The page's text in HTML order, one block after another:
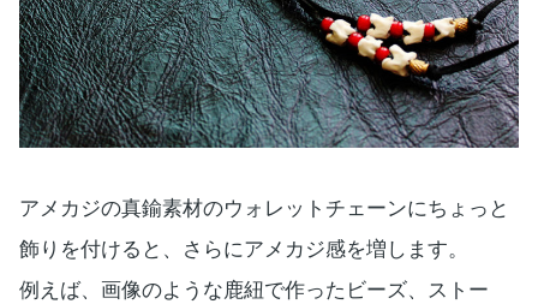
アメカジの真鍮素材のウォレットチェーンにちょっと
飾りを付けると、さらにアメカジ感を増します。
例えば、画像のような鹿紐で作ったビーズ、ストー